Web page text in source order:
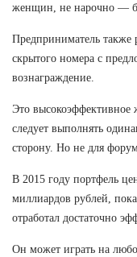
женщин, не нарочно —
Предприниматель также
скрытого номера с
вознаграждение.
Это
следует выполнять
сторону. Но не для
В 2015 году портфель
миллиардов рублей,
отработал достаточно
Он может играть на